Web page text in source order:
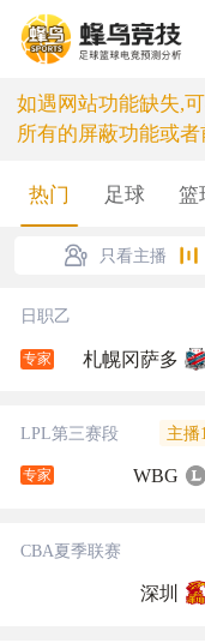
如遇网站功能缺失,
所有的屏蔽功能或
热门 足球 篮
只看主播
日职乙
专家 札幌冈萨多
LPL第三赛段 主播1
专家 WBG
CBA夏季联赛
深圳